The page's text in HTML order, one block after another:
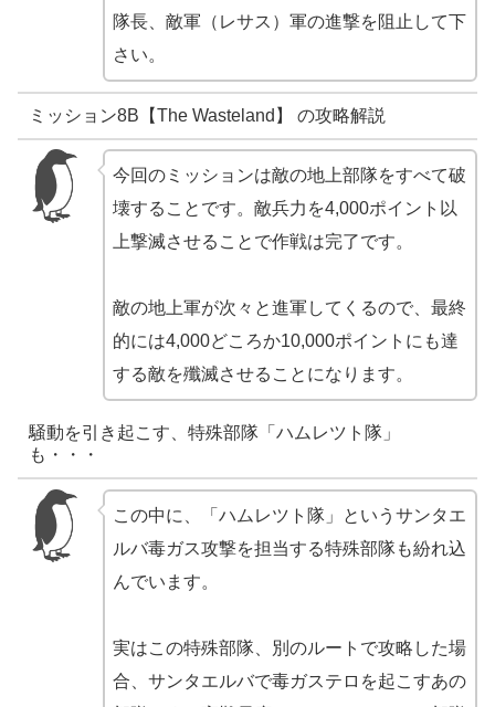
隊長、敵軍（レサス）軍の進撃を阻止して下
さい。
ミッション8B【The Wasteland】 の攻略解説
今回のミッションは敵の地上部隊をすべて破
壊することです。敵兵力を4,000ポイント以
上撃滅させることで作戦は完了です。
敵の地上軍が次々と進軍してくるので、最終
的には4,000どころか10,000ポイントにも達
する敵を殲滅させることになります。
騒動を引き起こす、特殊部隊「ハムレツト隊」
も・・・
この中に、「ハムレツト隊」というサンタエ
ルバ毒ガス攻撃を担当する特殊部隊も紛れ込
んでいます。
実はこの特殊部隊、別のルートで攻略した場
合、サンタエルバで毒ガステロを起こすあの